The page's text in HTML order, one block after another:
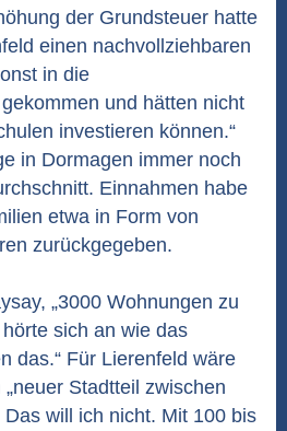
der Grundsteuer hatte
einen nachvollziehbaren
in die
und hätten nicht
investieren können.“
in Dormagen immer noch
Einnahmen habe
etwa in Form von
zurückgegeben.
„3000 Wohnungen zu
sich an wie das
das.“ Für Lierenfeld wäre
Stadtteil zwischen
will ich nicht. Mit 100 bis